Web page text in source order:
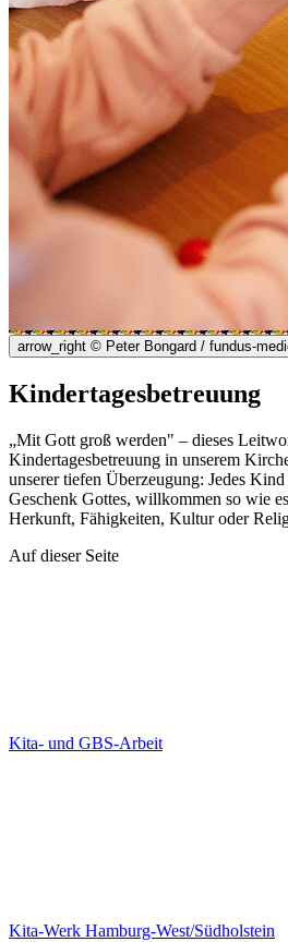
arrow_right © Peter Bongard / fundus-
Kindertagesbetreuung
„Mit Gott groß werden" – dieses
Kindertagesbetreuung in unserem
unserer tiefen Überzeugung: Jedes
Geschenk Gottes, willkommen so wie
Herkunft, Fähigkeiten, Kultur oder
Auf dieser Seite
Kita- und GBS-Arbeit
Kita-Werk Hamburg-West/Südholstein